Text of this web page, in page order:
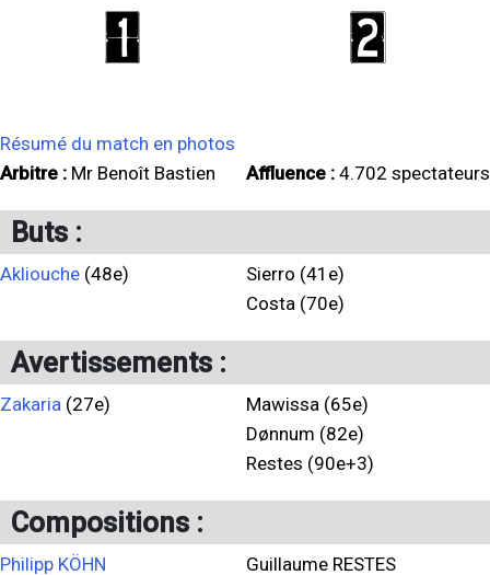
1 2
Résumé du match en photos
Arbitre : Mr Benoît Bastien Affluence : 4.702 spectateurs
Buts :
Akliouche (48e)
Sierro (41e)
Costa (70e)
Avertissements :
Zakaria (27e)
Mawissa (65e)
Dønnum (82e)
Restes (90e+3)
Compositions :
Philipp KÖHN
Guillaume RESTES